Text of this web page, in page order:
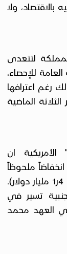
ولا
لتتعدى
للإحصاء،
رغم اعترافها
الماضية
ان
ملحوظاً
بنسبة 80% (من 7 مليارات عام 2017 الى 4ر1 مليار دولار).
تسير في
العهد محمد